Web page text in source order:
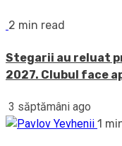
2 min read
Stegarii au reluat
2027. Clubul face
3 săptămâni ago
1